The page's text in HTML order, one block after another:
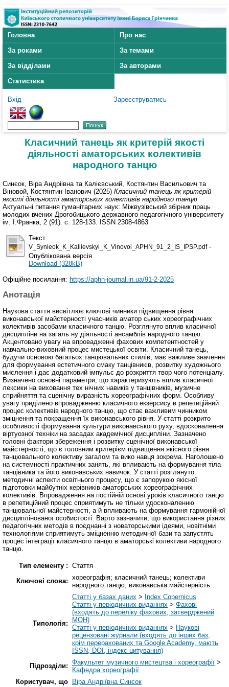
Головна
Про нас
За роками
За темами
За відділами
За авторами
Статистика
Вхід Зареєструватись
Класичний танець як критерій якості
діяльності аматорських колективів
народного танцю
Синєок, Віра Андріівна та Калієвський, Костянтин Васильович та
Віновой, Костянтин Іванович (2025) Класичний танець як критерій
якості діяльності аматорських колективів народного танцю
Актуальні питання гуманітарних наук: Міжвузівський збірник праць
молодих вчених Дрогобицького державного педагогічного університету
ім. І.Франка, 2 (91). с. 128-133. ISSN 2308-4863
Текст
V_Synieok_K_Kaliievskyi_K_Vinovoi_APHN_91_2_IS_IPSP.pdf-
Опублікована версія
Download (328kB)
Офіційне посилання: https://aphn-journal.in.ua/91-2-2025
Анотація
Наукова стаття висвітлює ключові чинники підвищення рівня
виконавської майстерності учасників аматор ських хореографічних
колективів засобами класичного танцю. Розглянуто вплив класичної
дисципліни на загаль ну діяльності ансамблів народного танцю.
Акцентовано увагу на впровадженні фахових компетентностей у
навчально-виховний процес мистецької освіти. Класичний танець,
будучи основою багатьох танцювальних стилів, має важливе значення
для формування естетичного смаку танцівників, розвитку художнього
мислення і дає додатковий імпульс до розкриття твор чого потенціалу.
Визначено основні параметри, що характеризують вплив класичної
лексики на виховання тех нічних навиків у танцівників, музичне
сприйняття та сценічну виразність хореографічних форм. Особливу
увагу приділено впровадженню класичного екзерсису в репетиційний
процес колективів народного танцю, що стає важливим чинником
зміцнення та покращення їх виконавського рівня. У статті розкрито
особливості формування культури виконавського руху, вдосконалення
віртуозної техніки на засадах академічної дисципліни. Зазначено
головні фактори збереження і розвитку сценічної виконавської
майстерності, що є головним критерієм підвищення якісного рівня
танцювального колективу загалом та вико навця зокрема. Наголошено
на системності практичних занять, які впливають на формування тіла
танцівника та його виконавських навичок. У статті розглянуто
методичні аспекти освітнього процесу, що є запорукою якісної
підготовки майбутніх керівників аматорських хореографічних
колективів. Впровадження на постійній основі уроків класичного танцю
в репетиційний процес сприятимуть не тільки удосконаленню
танцювальної майстерності, а й впливають на формування гармонійної
дисциплінованої особистості. Варто зазначити, що використання різних
педагогічних методів в поєднанні з новаторськими ідеями, новітніми
технологіями сприятимуть зміцненню методичної бази та запустять
процес інтеграції класичного танцю в аматорські колективи народного
танцю.
Тип елементу : Стаття
Ключові слова: хореографія; класичний танець; колективи
народного танцю; виконавська майстерність
Типологія:
Статті у базах даних > Index Copernicus
Статті у періодичних виданнях > Фахові
(входять до переліку фахових, затверджений
МОН)
Статті у періодичних виданнях > Наукові
рецензовані журнали (входять до інших баз,
крім перерахованих та Google Academy, мають
ISSN, DOI, індекс цитування)
Підрозділи: Факультет музичного мистецтва і хореографії >
Кафедра хореографії
Користувач, що
Віра Андріївна Синєок